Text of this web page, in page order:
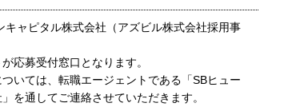
キャピタル株式会社（アズビル株式会社採用事
応募受付窓口となります。
いては、転職エージェントである「SBヒュー
を通してご連絡させていただきます。